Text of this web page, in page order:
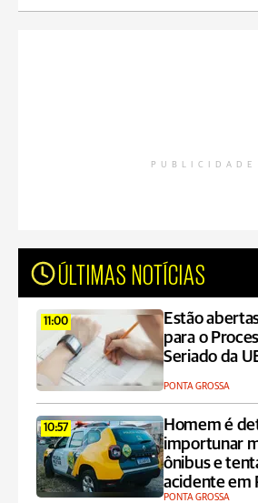
PUBLICIDADE
ÚLTIMAS NOTÍCIAS
11:00
Estão
para o
Seriado da
PONTA GROSSA
10:57
Homem é
importunar
ônibus e
acidente em
PONTA GROSSA